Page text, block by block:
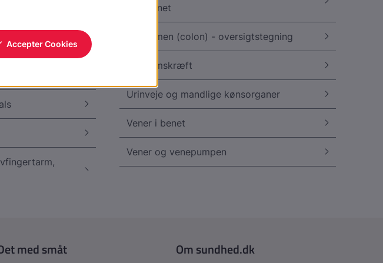
bækkenet
Tyktarmen (colon) - oversigtstegning
Tyktarmskræft
Urinveje og mandlige kønsorganer
Vener i benet
Vener og venepumpen